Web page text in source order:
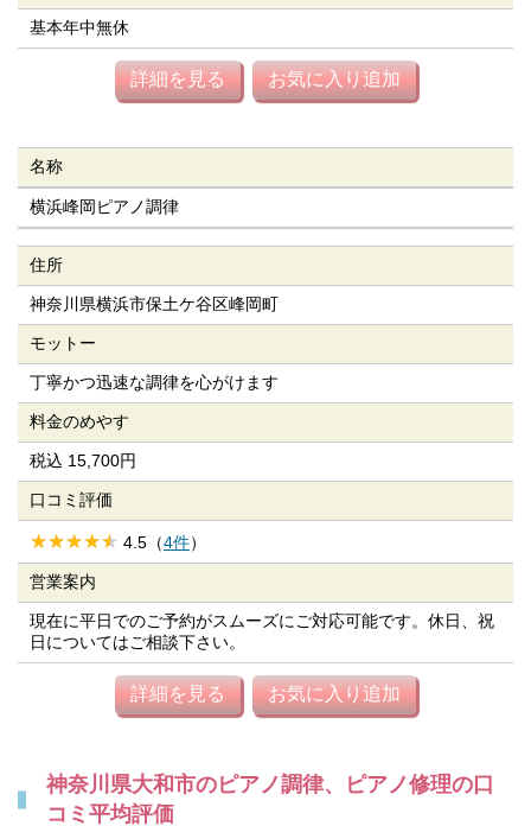
基本年中無休
詳細を見る お気に入り追加
名称
横浜峰岡ピアノ調律
住所
神奈川県横浜市保土ケ谷区峰岡町
モットー
丁寧かつ迅速な調律を心がけます
料金のめやす
税込 15,700円
口コミ評価
4.5（4件）
営業案内
現在に平日でのご予約がスムーズにご対応可能です。休日、祝
日についてはご相談下さい。
詳細を見る お気に入り追加
神奈川県大和市のピアノ調律、ピアノ修理の口
コミ平均評価